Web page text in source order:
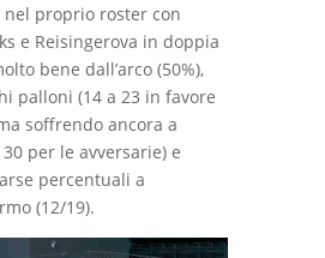
proprio roster con
e Reisingerova in doppia
bene dall’arco (50%),
palloni (14 a 23 in favore
soffrendo ancora a
per le avversarie) e
percentuali a
(12/19).